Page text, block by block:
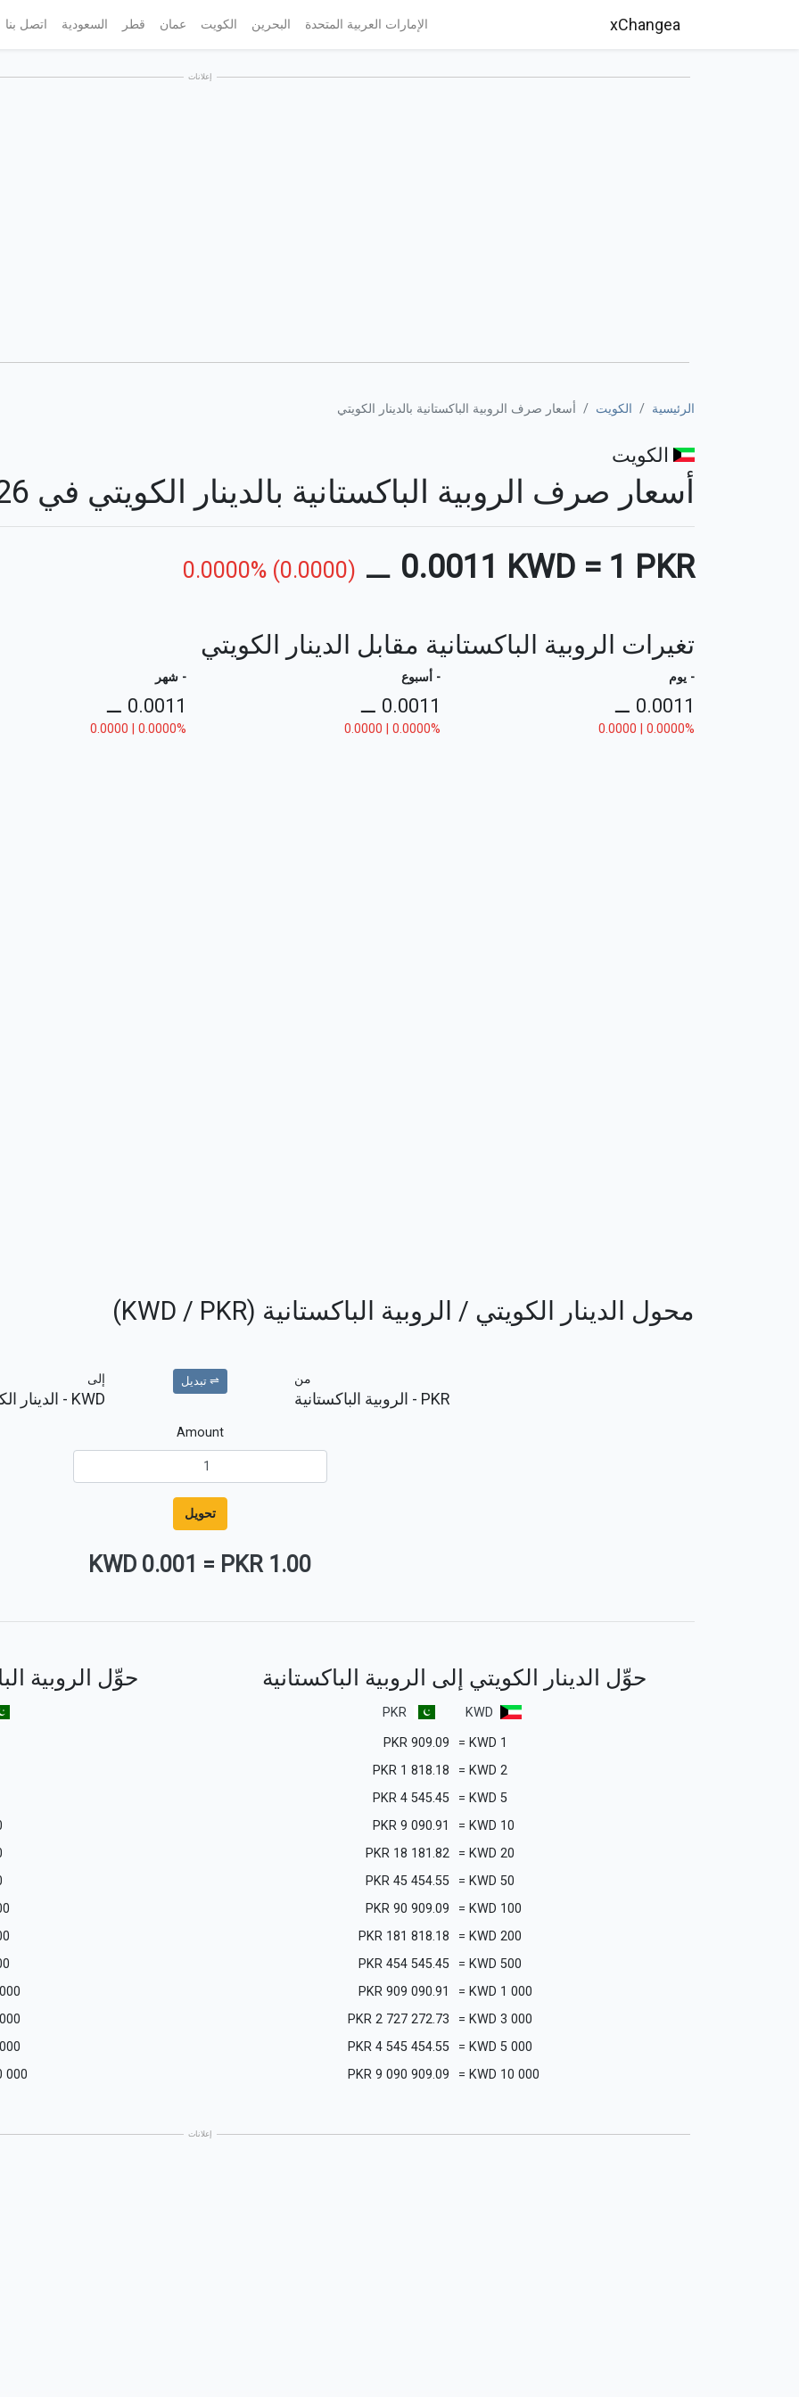
xChangea الإمارات العربية المتحدة البحرين الكويت عمان قطر السعودية اتصل بنا
إعلانات
الرئيسية الكويت أسعار صرف الروبية الباكستانية بالدينار الكويتي
الكويت
أسعار صرف الروبية الباكستانية بالدينار الكويتي في 09/08/2026
1 PKR
=
0.0011 KWD
⚊
0.0000% (0.0000)
تغيرات الروبية الباكستانية مقابل الدينار الكويتي
- يوم
0.0011
⚊
0.0000 | 0.0000%
- أسبوع
0.0011
⚊
0.0000 | 0.0000%
- شهر
0.0011
⚊
0.0000 | 0.0000%
محول الدينار الكويتي / الروبية الباكستانية (KWD / PKR)
من
PKR - الروبية الباكستانية
⇌ تبديل إلى
KWD - الدينار
Amount
تحويل
1.00 PKR
=
0.001 KWD
حوِّل الدينار الكويتي إلى الروبية الباكستانية
KWD
PKR
1
KWD
=
909.09
PKR
2
KWD
=
1 818.18
PKR
5
KWD
=
4 545.45
PKR
10
KWD
=
9 090.91
PKR
20
KWD
=
18 181.82
PKR
50
KWD
=
45 454.55
PKR
100
KWD
=
90 909.09
PKR
200
KWD
=
181 818.18
PKR
500
KWD
=
454 545.45
PKR
1 000
KWD
=
909 090.91
PKR
3 000
KWD
=
2 727 272.73
PKR
5 000
KWD
=
4 545 454.55
PKR
10 000
KWD
=
9 090 909.09
PKR
حوِّل الروبية
000
إعلانات